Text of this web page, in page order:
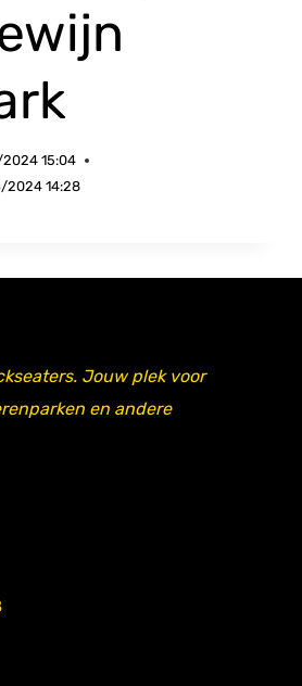
15:04
14:28
Jouw plek voor
en andere